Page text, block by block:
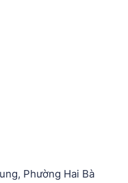
Phường Hai Bà